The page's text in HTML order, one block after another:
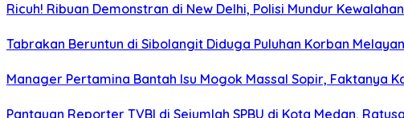
Ricuh! Ribuan Demonstran di New Delhi, Polisi Mundur
Tabrakan Beruntun di Sibolangit Diduga Puluhan Korban
Manager Pertamina Bantah Isu Mogok Massal Sopir, Faktanya
Pantauan Reporter TVBI di Sejumlah SPBU di Kota Medan,